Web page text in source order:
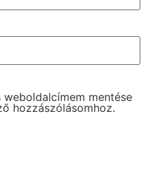
weboldalcímem mentése
hozzászólásomhoz.